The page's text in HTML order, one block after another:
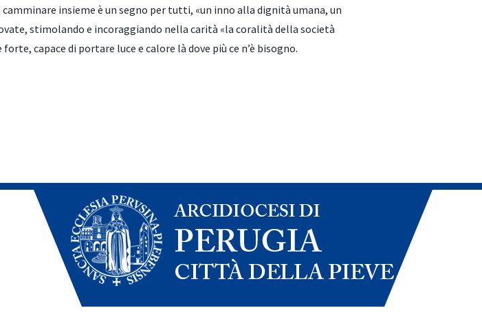
insieme è un segno per tutti, «un inno alla dignità umana, un
stimolando e incoraggiando nella carità «la coralità della società
capace di portare luce e calore là dove più ce n’è bisogno.